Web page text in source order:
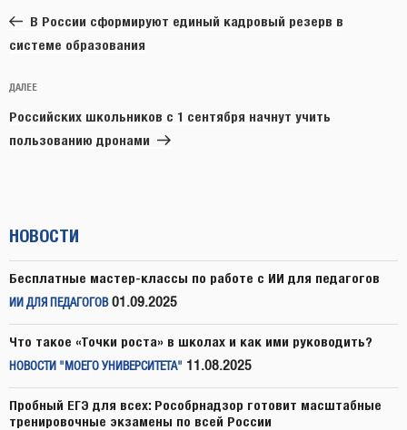
записям
запись:В России сформируют единый кадровый резерв в
системе образования
Следующая
запись
ДАЛЕЕ
Российских школьников с 1 сентября начнут учить
пользованию дронами
НОВОСТИ
Бесплатные мастер-классы по работе с ИИ для педагогов
ИИ ДЛЯ ПЕДАГОГОВ 01.09.2025
Что такое «Точки роста» в школах и как ими руководить?
НОВОСТИ "МОЕГО УНИВЕРСИТЕТА" 11.08.2025
Пробный ЕГЭ для всех: Рособрнадзор готовит масштабные
тренировочные экзамены по всей России